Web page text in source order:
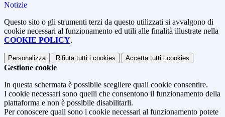
Notizie
Questo sito o gli strumenti terzi da questo utilizzati si avvalgono di
cookie necessari al funzionamento ed utili alle finalità illustrate nella
COOKIE POLICY.
Personalizza Rifiuta tutti i cookies Accetta tutti i cookies
Gestione cookie
In questa schermata è possibile scegliere quali cookie consentire.
I cookie necessari sono quelli che consentono il funzionamento della
piattaforma e non è possibile disabilitarli.
Per conoscere quali sono i cookie necessari al funzionamento potete